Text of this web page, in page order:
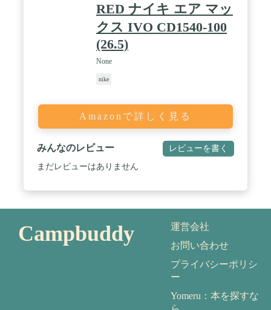
RED ナイキ エア マッ
クス IVO CD1540-100
(26.5)
None
nike
Amazonで詳しく見る
みんなのレビュー レビューを書く
まだレビューはありません
Campbuddy
運営会社
お問い合わせ
プライバシーポリシ
ー
Yomeru：本を探すな